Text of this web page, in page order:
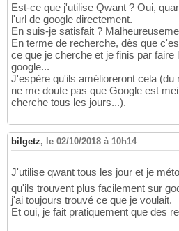
Est-ce que j'utilise Qwant ? Oui,
l'url de google directement.
En suis-je satisfait ?
En terme de recherche, dès que
ce que je cherche et je finis par
google...
J'espère qu'ils amélioreront cela
ne me doute pas que Google est
cherche tous les jours...).
bilgetz, le 02/10/2018 à 10h14
J'utilise qwant tous les jour et je
qu'ils trouvent plus facilement sur
j'ai toujours trouvé ce que je voulait.
Et oui, je fait pratiquement que des